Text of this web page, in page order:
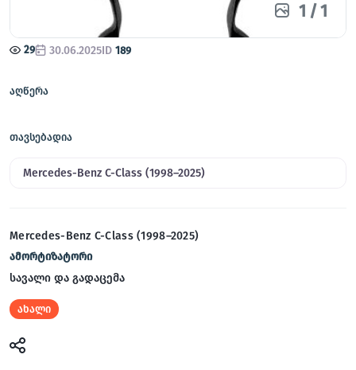
1 /1
29 30.06.2025ID 189
აღწერა
თავსებადია
Mercedes-Benz C-Class (1998–2025)
Mercedes-Benz C-Class (1998–2025)
ამორტიზატორი
სავალი და გადაცემა
ახალი